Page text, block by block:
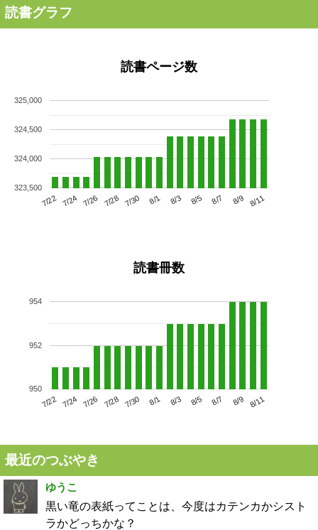
読書グラフ
読書ページ数
7/22 7/24 7/26 7/28 7/30 8/1 8/3 8/5 8/7 8/9 8/11
323,500
324,000
324,500
325,000
読書冊数
7/22 7/24 7/26 7/28 7/30 8/1 8/3 8/5 8/7 8/9 8/11
950
952
954
最近のつぶやき
ゆうこ
黒い竜の表紙ってことは、今度はカテンカかシスト
ラかどっちかな？